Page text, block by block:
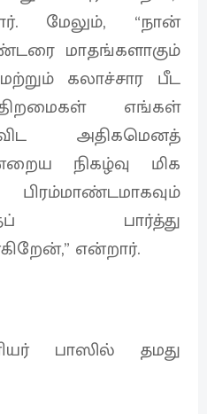
மேலும், “நான்
மாதங்களாகும்
கலாச்சார பீட
எங்கள்
அதிகமெனத்
நிகழ்வு மிக
பார்த்து
என்றார்.
பாஸில் தமது